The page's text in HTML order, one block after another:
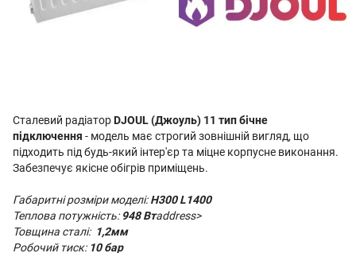
Сталевий радіаторDJOUL (Джоуль) 11 тип бічне
підключення - модель має строгий зовнішній вигляд, що
підходить під будь-який інтер'єр та міцне корпусне виконання.
Забезпечує якісне обігрів приміщень.
Габаритні розміри моделі: H300 L1400
Теплова потужність:948 Втaddress>
Товщина сталі: 1,2мм
Робочий тиск:10 бар